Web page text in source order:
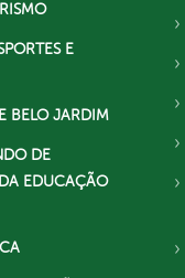
E
BELO JARDIM
DE
EDUCAÇÃO